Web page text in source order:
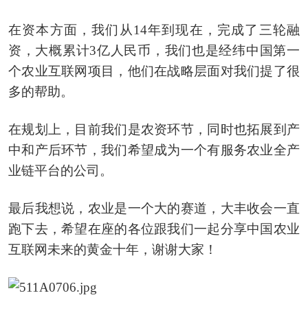
在资本方面，我们从14年到现在，完成了三轮融
资，大概累计3亿人民币，我们也是经纬中国第一
个农业互联网项目，他们在战略层面对我们提了很
多的帮助。
在规划上，目前我们是农资环节，同时也拓展到产
中和产后环节，我们希望成为一个有服务农业全产
业链平台的公司。
最后我想说，农业是一个大的赛道，大丰收会一直
跑下去，希望在座的各位跟我们一起分享中国农业
互联网未来的黄金十年，谢谢大家！